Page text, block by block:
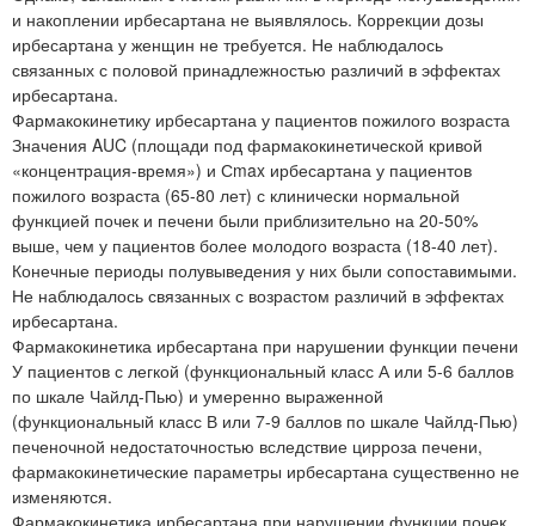
и накоплении ирбесартана не выявлялось. Коррекции дозы
ирбесартана у женщин не требуется. Не наблюдалось
связанных с половой принадлежностью различий в эффектах
ирбесартана.
Фармакокинетику ирбесартана у пациентов пожилого возраста
Значения AUC (площади под фармакокинетической кривой
«концентрация-время») и Сmax ирбесартана у пациентов
пожилого возраста (65-80 лет) с клинически нормальной
функцией почек и печени были приблизительно на 20-50%
выше, чем у пациентов более молодого возраста (18-40 лет).
Конечные периоды полувыведения у них были сопоставимыми.
Не наблюдалось связанных с возрастом различий в эффектах
ирбесартана.
Фармакокинетика ирбесартана при нарушении функции печени
У пациентов с легкой (функциональный класс А или 5-6 баллов
по шкале Чайлд-Пью) и умеренно выраженной
(функциональный класс В или 7-9 баллов по шкале Чайлд-Пью)
печеночной недостаточностью вследствие цирроза печени,
фармакокинетические параметры ирбесартана существенно не
изменяются.
Фармакокинетика ирбесартана при нарушении функции почек